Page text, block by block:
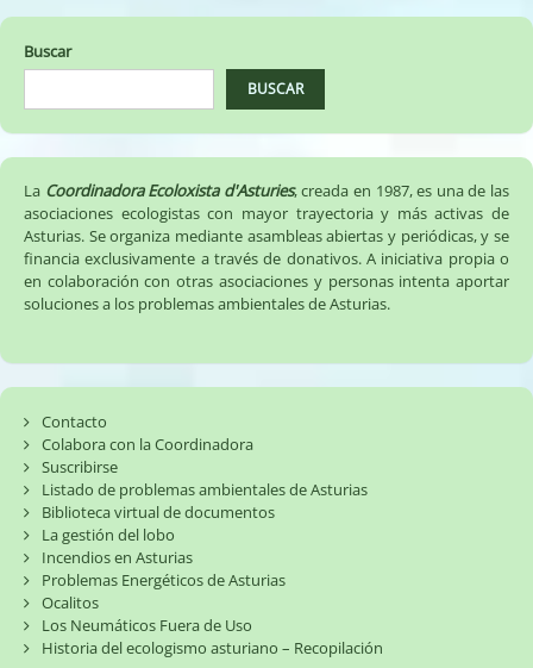
del
Buscar
BUSCAR
La Coordinadora Ecoloxista d'Asturies, creada en 1987, es una de las
asociaciones ecologistas con mayor trayectoria y más activas de
Asturias. Se organiza mediante asambleas abiertas y periódicas, y se
financia exclusivamente a través de donativos. A iniciativa propia o
en colaboración con otras asociaciones y personas intenta aportar
soluciones a los problemas ambientales de Asturias.
Contacto
Colabora con la Coordinadora
Suscribirse
Listado de problemas ambientales de Asturias
Biblioteca virtual de documentos
La gestión del lobo
Incendios en Asturias
Problemas Energéticos de Asturias
Ocalitos
Los Neumáticos Fuera de Uso
Historia del ecologismo asturiano – Recopilación